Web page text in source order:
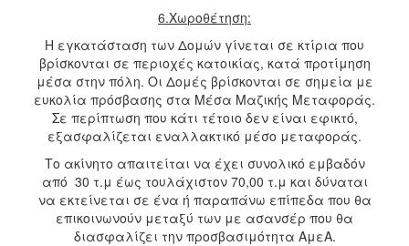
6.Χωροθέτηση:
Η εγκατάσταση των Δομών γίνεται σε κτίρια που
βρίσκονται σε περιοχές κατοικίας, κατά προτίμηση
μέσα στην πόλη. Οι Δομές βρίσκονται σε σημεία με
ευκολία πρόσβασης στα Μέσα Μαζικής Μεταφοράς.
Σε περίπτωση που κάτι τέτοιο δεν είναι εφικτό,
εξασφαλίζεται εναλλακτικό μέσο μεταφοράς.
Το ακίνητο απαιτείται να έχει συνολικό εμβαδόν
από 30 τ.μ έως τουλάχιστον 70,00 τ.μ και δύναται
να εκτείνεται σε ένα ή παραπάνω επίπεδα που θα
επικοινωνούν μεταξύ των με ασανσέρ που θα
διασφαλίζει την προσβασιμότητα ΑμεΑ.